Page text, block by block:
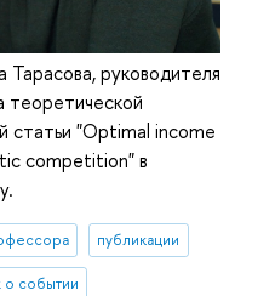
руководителя
теоретической
статьи "Optimal income
competition" в
публикации
событии